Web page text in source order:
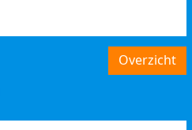
Overzicht